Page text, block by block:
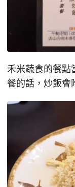
禾米蔬食的餐點
餐的話，炒飯會